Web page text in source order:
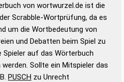
eines semantischen
gute Anhaltspunkte zu
und Wortform, um die
das Scrabble-Spiel zu
Turnier Scrabble-
von wortwurzel.de ist die
Scrabble-Wortprüfung, da es
um die Wortbedeutung von
und Debatten beim Spiel zu
Spieler auf das Wörterbuch
Sollte ein Mitspieler das
PUSCH zu Unrecht